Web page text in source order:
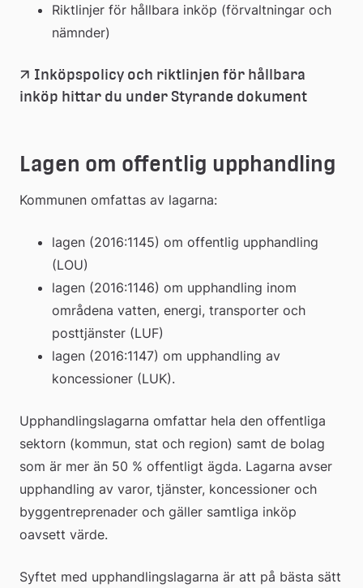
Riktlinjer för hållbara inköp (förvaltningar och
nämnder)
Inköpspolicy och riktlinjen för hållbara
inköp hittar du under Styrande dokument
Lagen om offentlig upphandling
Kommunen omfattas av lagarna:
lagen (2016:1145) om offentlig upphandling
(LOU)
lagen (2016:1146) om upphandling inom
områdena vatten, energi, transporter och
posttjänster (LUF)
lagen (2016:1147) om upphandling av
koncessioner (LUK).
Upphandlingslagarna omfattar hela den offentliga
sektorn (kommun, stat och region) samt de bolag
som är mer än 50 % offentligt ägda. Lagarna avser
upphandling av varor, tjänster, koncessioner och
byggentreprenader och gäller samtliga inköp
oavsett värde.
Syftet med upphandlingslagarna är att på bästa sätt